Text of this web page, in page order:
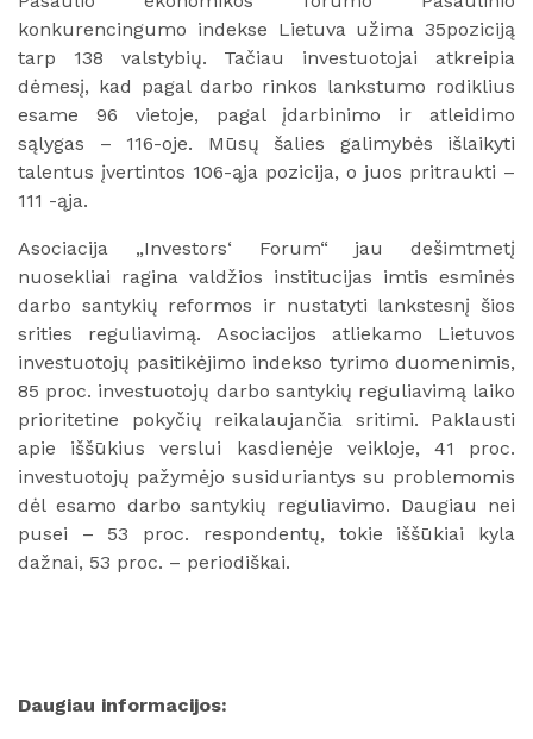
konkurencingumo indekse Lietuva užima 35poziciją
tarp 138 valstybių. Tačiau investuotojai atkreipia
dėmesį, kad pagal darbo rinkos lankstumo rodiklius
esame 96 vietoje, pagal įdarbinimo ir atleidimo
sąlygas – 116-oje. Mūsų šalies galimybės išlaikyti
talentus įvertintos 106-ąja pozicija, o juos pritraukti –
111 -ąja.
Asociacija „Investors‘ Forum“ jau dešimtmetį
nuosekliai ragina valdžios institucijas imtis esminės
darbo santykių reformos ir nustatyti lankstesnį šios
srities reguliavimą. Asociacijos atliekamo Lietuvos
investuotojų pasitikėjimo indekso tyrimo duomenimis,
85 proc. investuotojų darbo santykių reguliavimą laiko
prioritetine pokyčių reikalaujančia sritimi. Paklausti
apie iššūkius verslui kasdienėje veikloje, 41 proc.
investuotojų pažymėjo susiduriantys su problemomis
dėl esamo darbo santykių reguliavimo. Daugiau nei
pusei – 53 proc. respondentų, tokie iššūkiai kyla
dažnai, 53 proc. – periodiškai.
Daugiau informacijos: